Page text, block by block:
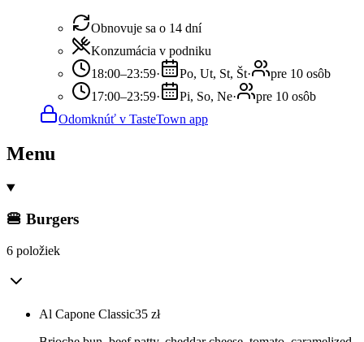
Obnovuje sa o 14 dní
Konzumácia v podniku
18:00–23:59· Po, Ut, St, Št·
pre 10 osôb
17:00–23:59· Pi, So, Ne·
pre 10 osôb
Odomknúť v TasteTown app
Menu
🍔 Burgers
6 položiek
Al Capone Classic35 zł